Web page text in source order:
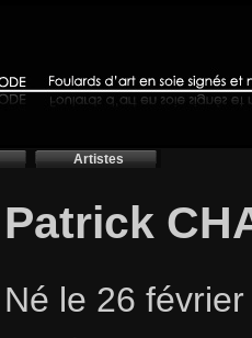
Artistes
Patrick
Né le 26